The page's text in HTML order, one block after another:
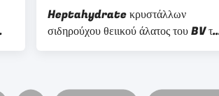
Heptahydrate κρυστάλλων
σιδηρούχου θειικού άλατος του BV το
/ISO πολυμερές σώμα για το